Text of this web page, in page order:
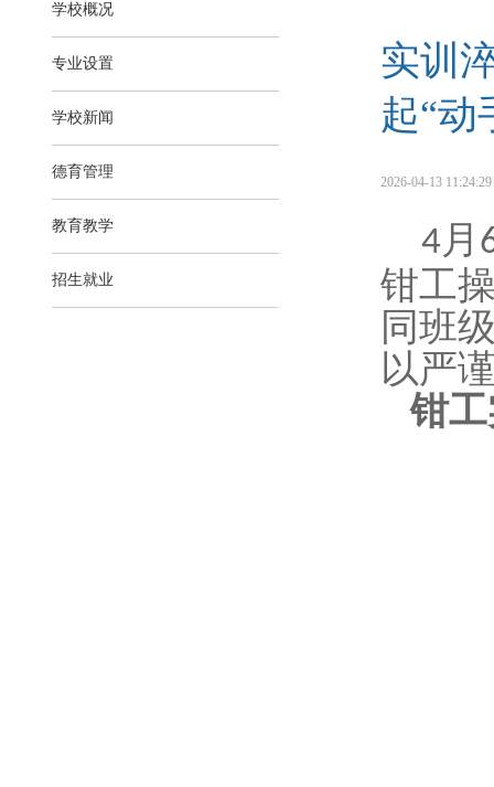
学校概况
专业设置
学校新闻
德育管理
教育教学
招生就业
实训
起“动
2026-04-13 11:24:29
4月
钳工
同班
以严
钳工